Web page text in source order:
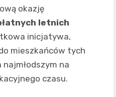
okazję
letnich
inicjatywa,
mieszkańców tych
na
czasu.